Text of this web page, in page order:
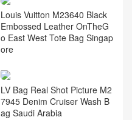
Louis Vuitton M23640 Black
Embossed Leather OnTheG
o East West Tote Bag Singap
ore
LV Bag Real Shot Picture M2
7945 Denim Cruiser Wash B
ag Saudi Arabia